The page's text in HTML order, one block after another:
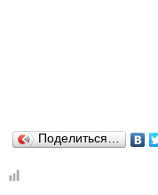
Поделиться…